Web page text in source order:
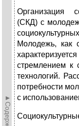
Организация
(СКД) с
Молодежь, как
стремлением к
технологий.
потребности
с